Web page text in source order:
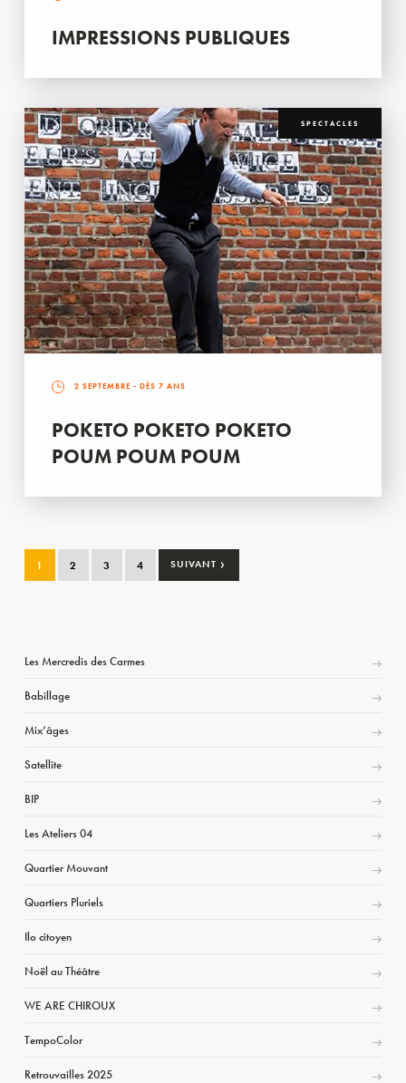
IMPRESSIONS PUBLIQUES
SPECTACLES
2 SEPTEMBRE - DÈS 7 ANS
POKETO POKETO POKETO
POUM POUM POUM
1 2 3 4 SUIVANT ›
Les Mercredis des Carmes
Babillage
Mix’âges
Satellite
BIP
Les Ateliers 04
Quartier Mouvant
Quartiers Pluriels
Ilo citoyen
Noël au Théâtre
WE ARE CHIROUX
TempoColor
Retrouvailles 2025